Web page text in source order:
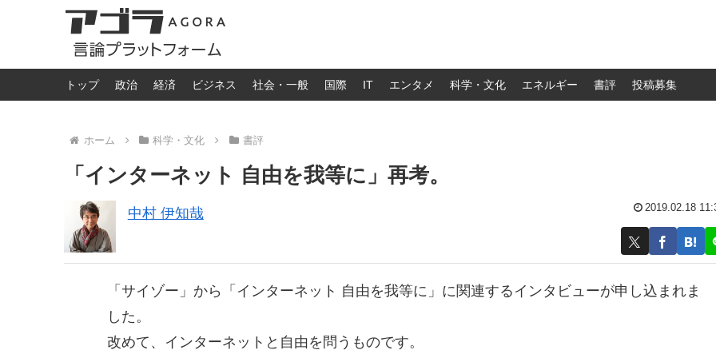
トップ 政治 経済 ビジネス 社会・一般 国際 IT エンタメ 科学・文化 エネルギー 書評 投稿募集
ホーム 科学・文化 書評
「インターネット 自由を我等に」再考。
中村 伊知哉 2019.02.18
「サイゾー」から「インターネット 自由を我等に」に関連するインタビューが申し込まれま
した。
改めて、インターネットと自由を問うものです。